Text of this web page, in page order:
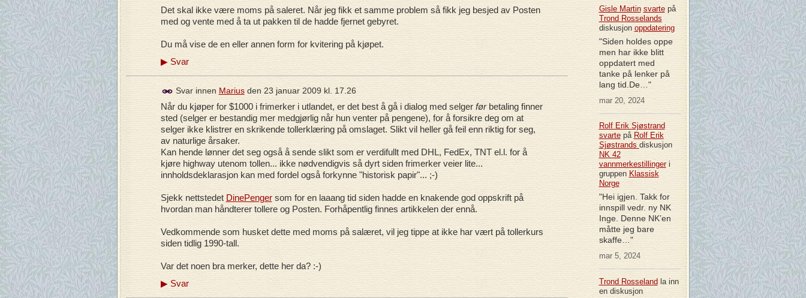
Det skal ikke være moms på saleret. Når jeg fikk et samme problem så fikk jeg besjed av Posten
med og vente med å ta ut pakken til de hadde fjernet gebyret.
Du må vise de en eller annen form for kvitering på kjøpet.
▶Svar
Svar innen Mariusden 23 januar 2009 kl. 17.26
Når du kjøper for $1000 i frimerker i utlandet, er det best å gå i dialog med selger førbetaling finner
sted (selger er bestandig mer medgjørlig når hun venter på pengene), for å forsikre deg om at
selger ikke klistrer en skrikende tollerklæring på omslaget. Slikt vil heller gå feil enn riktig for seg,
av naturlige årsaker.
Kan hende lønner det seg også å sende slikt som er verdifullt med DHL, FedEx, TNT el.l. for å
kjøre highway utenom tollen... ikke nødvendigvis så dyrt siden frimerker veier lite...
innholdsdeklarasjon kan med fordel også forkynne "historisk papir"... ;-)
Sjekk nettstedet DinePengersom for en laaang tid siden hadde en knakende god oppskrift på
hvordan man håndterer tollere og Posten. Forhåpentlig finnes artikkelen der ennå.
Vedkommende som husket dette med moms på salæret, vil jeg tippe at ikke har vært på tollerkurs
siden tidlig 1990-tall.
Var det noen bra merker, dette her da? :-)
▶Svar
Gisle Martin svartepå
Trond Rosselands
diskusjon oppdatering
"Siden holdes oppe
men har ikke blitt
oppdatert med
tanke på lenker på
lang tid.De…"
mar 20, 2024
Rolf Erik Sjøstrand
svartepå Rolf Erik
Sjøstrands diskusjon
NK 42
vannmerkestillingeri
gruppen Klassisk
Norge
"Hei igjen. Takk for
innspill vedr. ny NK
Inge. Denne NK’en
måtte jeg bare
skaffe…"
mar 5, 2024
Trond Rosseland la inn
en diskusjon